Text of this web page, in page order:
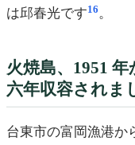
は邱春光です16。
火焼島、1951
六年収容されま
台東市の富岡漁港か